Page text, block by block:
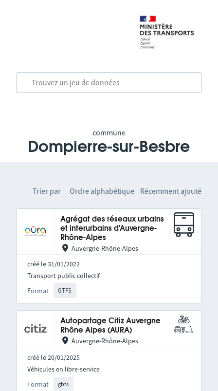
commune
Dompierre-sur-Besbre
Trier par Ordre alphabétique Récemment ajouté
Agrégat des réseaux urbains
et interurbains d'Auvergne-
Rhône-Alpes
Auvergne-Rhône-Alpes
créé le 31/01/2022
Format GTFS
Transport public collectif
Autopartage Citiz Auvergne
Rhône Alpes (AURA)
Auvergne-Rhône-Alpes
créé le 20/01/2025
Format gbfs
Véhicules en libre-service